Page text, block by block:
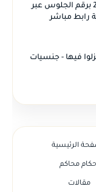
نتيجة الثانوية الأزهرية 2026 برقم الجلوس عبر
رابط مباشر
نزلوا فيها - جنسيات
الرئيسية
محاكم
مقالات